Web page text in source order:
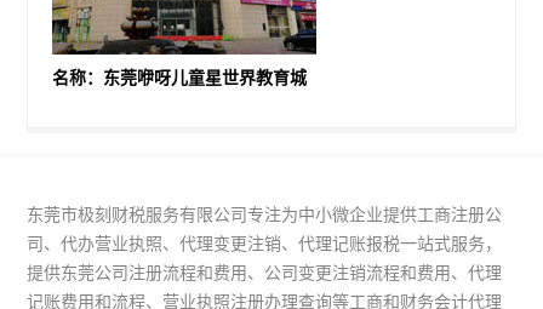
名称：东莞咿呀儿童星世界教育城
东莞市极刻财税服务有限公司专注为中小微企业提供工商注册公
司、代办营业执照、代理变更注销、代理记账报税一站式服务，
提供东莞公司注册流程和费用、公司变更注销流程和费用、代理
记账费用和流程、营业执照注册办理查询等工商和财务会计代理